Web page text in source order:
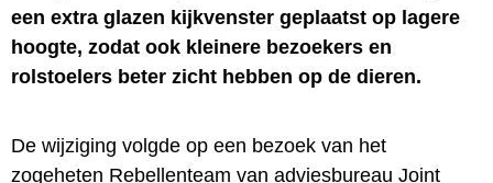
een extra glazen kijkvenster geplaatst op lagere
hoogte, zodat ook kleinere bezoekers en
rolstoelers beter zicht hebben op de dieren.
De wijziging volgde op een bezoek van het
zogeheten Rebellenteam van adviesbureau Joint